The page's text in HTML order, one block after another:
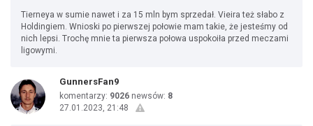
Tierneya w sumie nawet i za 15 mln bym sprzedał. Vieira też słabo z
Holdingiem. Wnioski po pierwszej połowie mam takie, że jesteśmy od
nich lepsi. Trochę mnie ta pierwsza połowa uspokoiła przed meczami
ligowymi.
GunnersFan9
komentarzy: 9026 newsów: 8
27.01.2023, 21:48